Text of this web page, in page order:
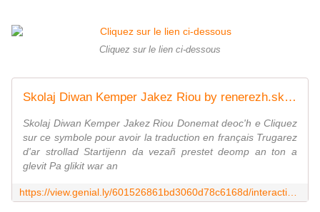
Cliquez sur le lien ci-dessous
Skolaj Diwan Kemper Jakez Riou by renerezh.skolaj.jakez.riou on Genially
Skolaj Diwan Kemper Jakez Riou Donemat deoc'h e Cliquez
sur ce symbole pour avoir la traduction en français Trugarez
d'ar strollad Startijenn da vezañ prestet deomp an ton a
glevit Pa glikit war an